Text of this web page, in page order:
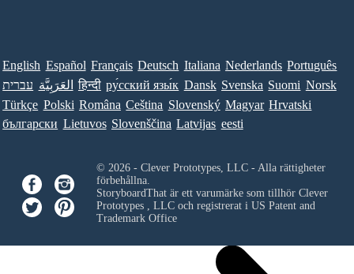
English Español Français Deutsch Italiana Nederlands Português
עברית العَرَبِيَّة हिन्दी ру́сский язы́к Dansk Svenska Suomi Norsk
Türkçe Polski Româna Ceština Slovenský Magyar Hrvatski
български Lietuvos Slovenščina Latvijas eesti
© 2026 - Clever Prototypes, LLC - Alla rättigheter
förbehållna.
StoryboardThat är ett varumärke som tillhör Clever
Prototypes , LLCoch registrerat i US Patent and
Trademark Office